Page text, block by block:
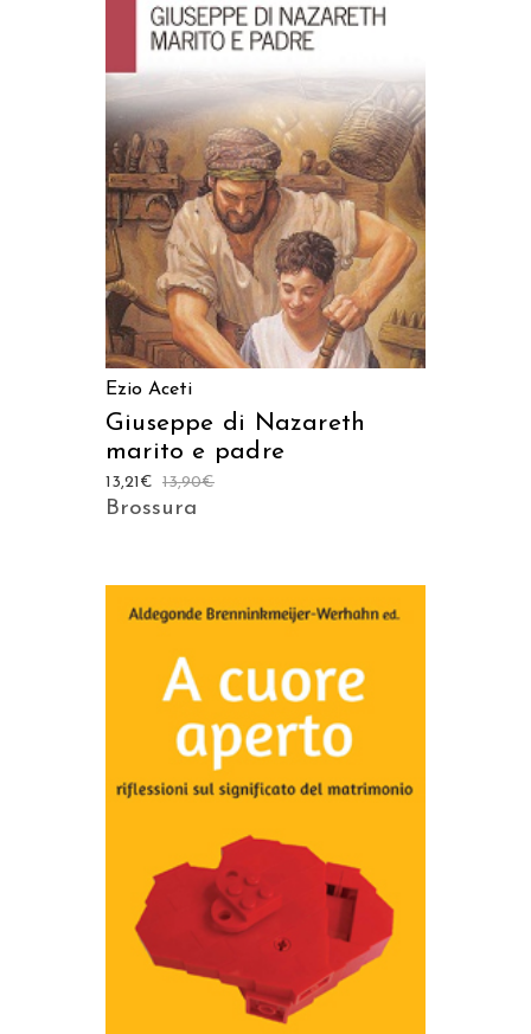
AGGIUNGI AL CARRELLO
Ezio Aceti
Giuseppe di Nazareth
marito e padre
13,90€
13,21 €
Brossura
AGGIUNGI AL CARRELLO